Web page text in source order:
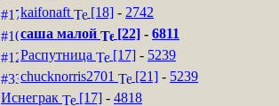
kaifonaft
[18] - 2742
саша малой [22] - 6811
Распутница
[17] - 5239
chucknorris2701
[21] - 5239
Иснеграк
[17] - 4818